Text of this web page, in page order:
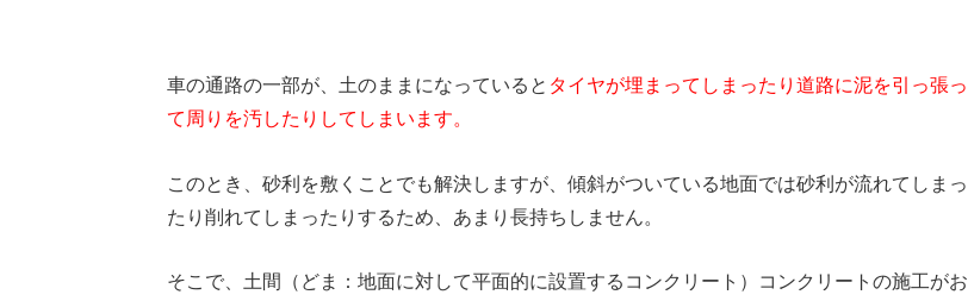
車の通路の一部が、土のままになっていると タイヤが埋まってしまったり道路に泥を引っ張っ
て周りを汚したりしてしまいます。
このとき、砂利を敷くことでも解決しますが、傾斜がついている地面では砂利が流れてしまっ
たり削れてしまったりするため、あまり長持ちしません。
そこで、土間（どま：地面に対して平面的に設置するコンクリート）コンクリートの施工がお